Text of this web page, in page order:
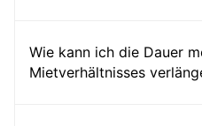
Wie kann ich die Dauer
Mietverhältnisses